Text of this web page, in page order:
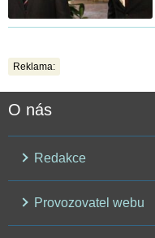
Reklama:
O nás
Redakce
Provozovatel webu